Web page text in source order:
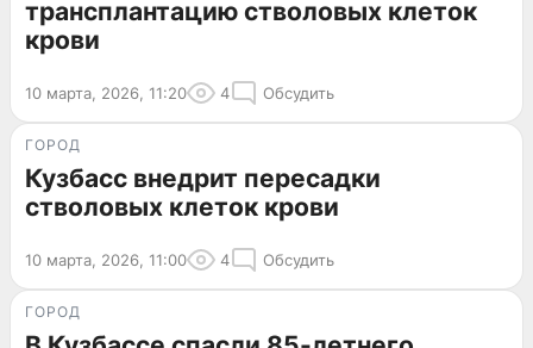
трансплантацию стволовых клеток
крови
10 марта, 2026, 11:20 4 Обсудить
ГОРОД
Кузбасс внедрит пересадки
стволовых клеток крови
10 марта, 2026, 11:00 4 Обсудить
ГОРОД